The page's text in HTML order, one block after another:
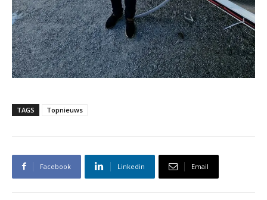
TAGS Topnieuws
Facebook Linkedin Email